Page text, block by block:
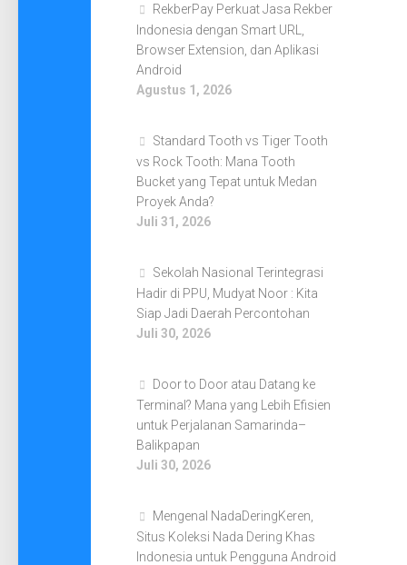
RekberPay Perkuat Jasa Rekber
Indonesia dengan Smart URL,
Browser Extension, dan Aplikasi
Android
Agustus 1, 2026
Standard Tooth vs Tiger Tooth
vs Rock Tooth: Mana Tooth
Bucket yang Tepat untuk Medan
Proyek Anda?
Juli 31, 2026
Sekolah Nasional Terintegrasi
Hadir di PPU, Mudyat Noor : Kita
Siap Jadi Daerah Percontohan
Juli 30, 2026
Door to Door atau Datang ke
Terminal? Mana yang Lebih Efisien
untuk Perjalanan Samarinda–
Balikpapan
Juli 30, 2026
Mengenal NadaDeringKeren,
Situs Koleksi Nada Dering Khas
Indonesia untuk Pengguna Android